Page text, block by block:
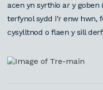
acen yn syrthio ar y goben
terfynol sydd i’r enw hwn,
cysylltnod o flaen y sill